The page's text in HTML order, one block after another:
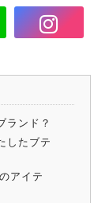
ランド？
したブテ
アイテ